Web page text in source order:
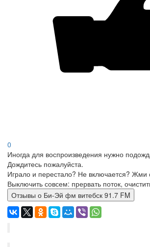
0
Иногда для воспроизведения нужно
Дождитесь пожалуйста.
Играло и перестало? Не включается? Жми
Выключить совсем: прервать поток,
Отзывы о Би-Эй фм витебск 91.7 FM